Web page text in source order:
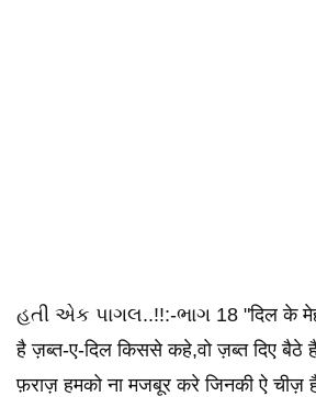
હતી એક પાગલ..!!:-ભાગ 18 "दिल के
है ज़ब्त-ए-दिल किससे कहे,वो ज़ब्त दिए बैठे
फ़राज़ हमको ना मजबूर करे जिनकी ऐ चीज़